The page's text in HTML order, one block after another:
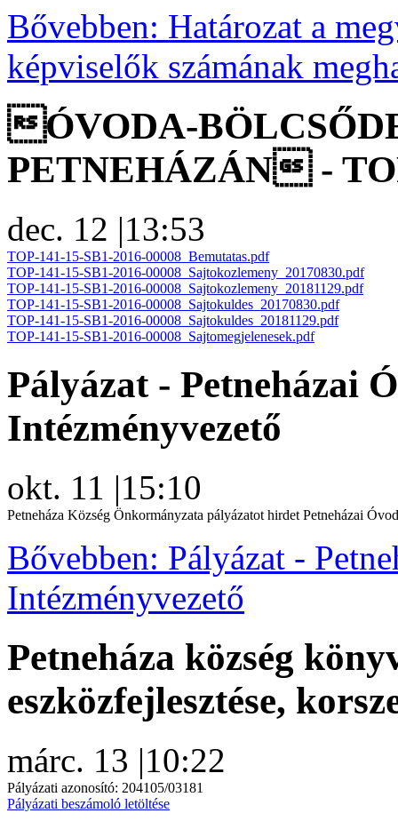
Bővebben: Határozat a
képviselők számának
ÓVODA-
PETNEHÁZÁN -
dec. 12 |13:53
TOP-141-15-SB1-2016-00008_Bemutatas.pdf
TOP-141-15-SB1-2016-00008_Sajtokozlemeny_20170830.pdf
TOP-141-15-SB1-2016-00008_Sajtokozlemeny_20181129.pdf
TOP-141-15-SB1-2016-00008_Sajtokuldes_20170830.pdf
TOP-141-15-SB1-2016-00008_Sajtokuldes_20181129.pdf
TOP-141-15-SB1-2016-00008_Sajtomegjelenesek.pdf
Pályázat - Petneházai
Intézményvezető
okt. 11 |15:10
Petneháza Község Önkormányzata pályázatot hirdet Petneházai
Bővebben: Pályázat -
Intézményvezető
Petneháza község
eszközfejlesztése,
márc. 13 |10:22
Pályázati azonosító: 204105/03181
Pályázati beszámoló letöltése